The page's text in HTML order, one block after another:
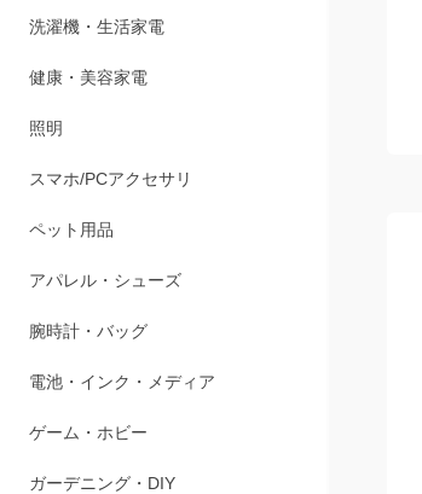
洗濯機・生活家電
健康・美容家電
照明
スマホ/PCアクセサリ
ペット用品
アパレル・シューズ
腕時計・バッグ
電池・インク・メディア
ゲーム・ホビー
ガーデニング・DIY